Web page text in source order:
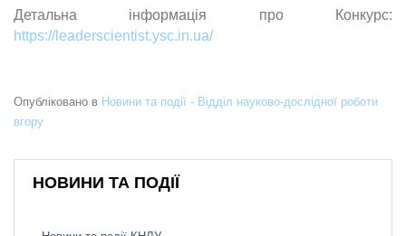
Детальна інформація про Конкурс:
https://leaderscientist.ysc.in.ua/
Опубліковано в Новини та події - Відділ науково-дослідної роботи
вгору
НОВИНИ ТА ПОДІЇ